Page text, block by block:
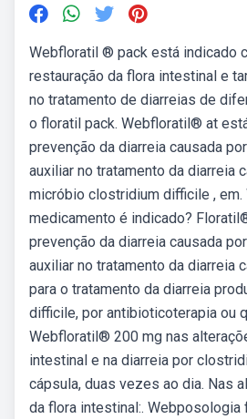
Webfloratil ® pack está indicado
restauração da flora intestinal e
no tratamento de diarreias de
o floratil pack. Webfloratil® at
prevenção da diarreia causada
auxiliar no tratamento da diarreia
micróbio clostridium difficile , em.
medicamento é indicado?
prevenção da diarreia causada
auxiliar no tratamento da diarreia
para o tratamento da diarreia
difficile, por antibioticoterapia ou
Webfloratil® 200 mg nas
intestinal e na diarreia por
cápsula, duas vezes ao dia. Nas
da flora intestinal:.